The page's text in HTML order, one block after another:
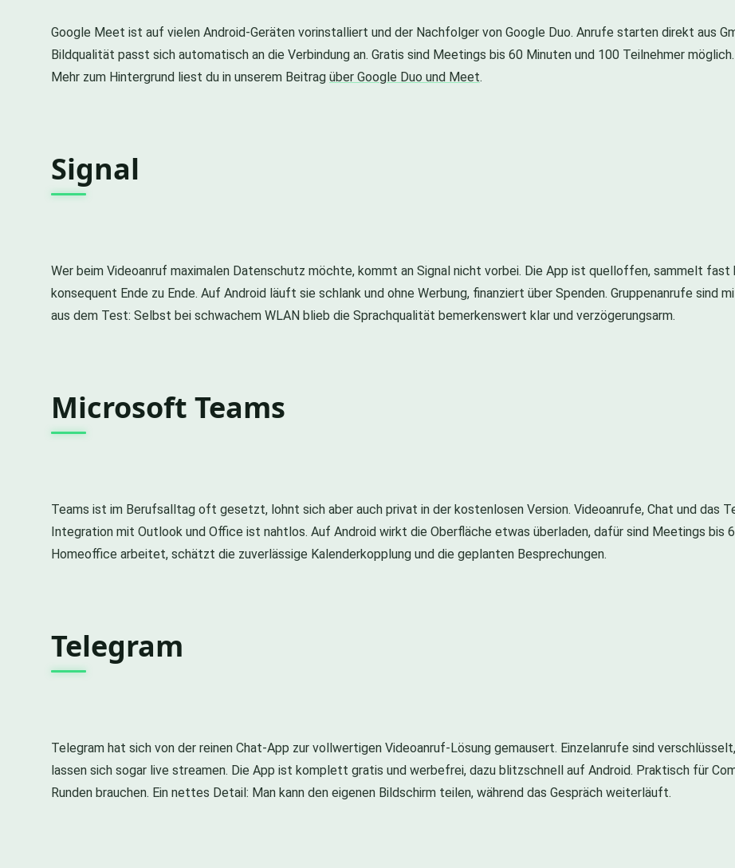
Google Meet ist auf vielen Android-Geräten vorinstalliert und der Nachfolger von Google Duo. Anrufe starten direkt aus
Bildqualität passt sich automatisch an die Verbindung an. Gratis sind Meetings bis 60 Minuten und 100 Teilnehmer
Mehr zum Hintergrund liest du in unserem Beitrag über Google Duo und Meet.
Signal
Wer beim Videoanruf maximalen Datenschutz möchte, kommt an Signal nicht vorbei. Die App ist quelloffen, sammelt
konsequent Ende zu Ende. Auf Android läuft sie schlank und ohne Werbung, finanziert über Spenden. Gruppenanrufe sind
aus dem Test: Selbst bei schwachem WLAN blieb die Sprachqualität bemerkenswert klar und verzögerungsarm.
Microsoft Teams
Teams ist im Berufsalltag oft gesetzt, lohnt sich aber auch privat in der kostenlosen Version. Videoanrufe, Chat und das
Integration mit Outlook und Office ist nahtlos. Auf Android wirkt die Oberfläche etwas überladen, dafür sind Meetings bis
Homeoffice arbeitet, schätzt die zuverlässige Kalenderkopplung und die geplanten Besprechungen.
Telegram
Telegram hat sich von der reinen Chat-App zur vollwertigen Videoanruf-Lösung gemausert. Einzelanrufe sind
lassen sich sogar live streamen. Die App ist komplett gratis und werbefrei, dazu blitzschnell auf Android. Praktisch für
Runden brauchen. Ein nettes Detail: Man kann den eigenen Bildschirm teilen, während das Gespräch weiterläuft.